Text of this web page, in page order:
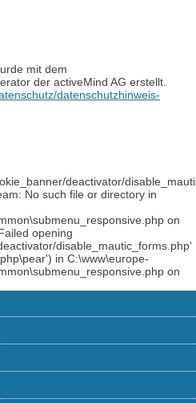
mit dem
der activeMind AG erstellt.
datenschutzhinweis-
deactivator/disable_mauti
No such file or directory in
on
opening
disable_mautic_forms.php'
in C:\www\europe-
on